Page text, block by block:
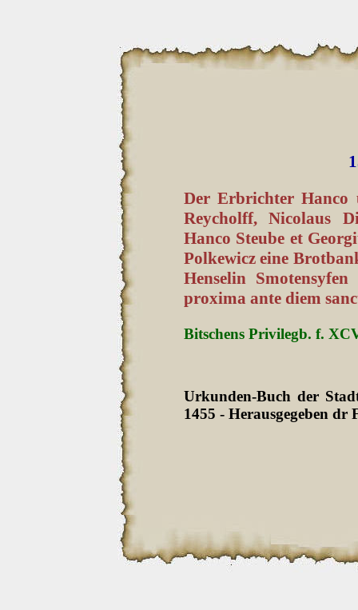
Der Erbrichter Hanco
Reycholff, Nicolaus
Hanco Steube et
Polkewicz eine
Henselin
proxima ante diem
Bitschens Privilegb. f.
Urkunden-Buch der
1455 - Herausgegeben